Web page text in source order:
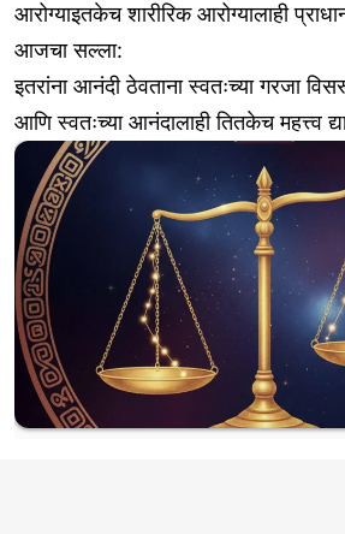
आरोग्याइतकेच शारीरिक आरोग्यालाही
आजचा सल्ला:
इतरांना आनंदी ठेवताना स्वतःच्या गरजा
आणि स्वतःच्या आनंदालाही तितकेच महत्त्व